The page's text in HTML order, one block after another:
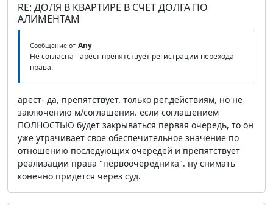
RE: ДОЛЯ В КВАРТИРЕ В СЧЕТ ДОЛГА ПО
АЛИМЕНТАМ
Сообщение от Any
Не согласна - арест препятствует регистрации перехода
права.
арест- да, препятствует. только рег.действиям, но не
заключению м/соглашения. если соглашением
ПОЛНОСТЬЮ будет закрываться первая очередь, то он
уже утрачивает свое обеспечительное значение по
отношению последующих очередей и препятствует
реализации права "первоочередника". ну снимать
конечно придется через суд.